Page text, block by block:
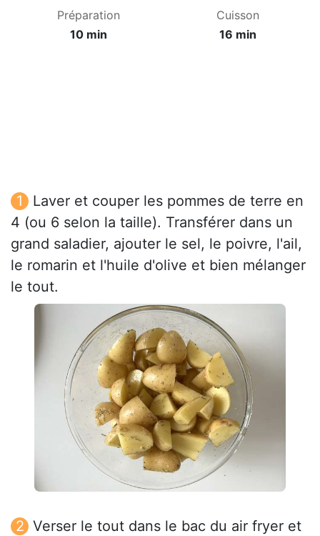
Préparation
10 min
Cuisson
16 min
Laver et couper les pommes de terre en
4 (ou 6 selon la taille). Transférer dans un
grand saladier, ajouter le sel, le poivre, l'ail,
le romarin et l'huile d'olive et bien mélanger
le tout.
Verser le tout dans le bac du air fryer et